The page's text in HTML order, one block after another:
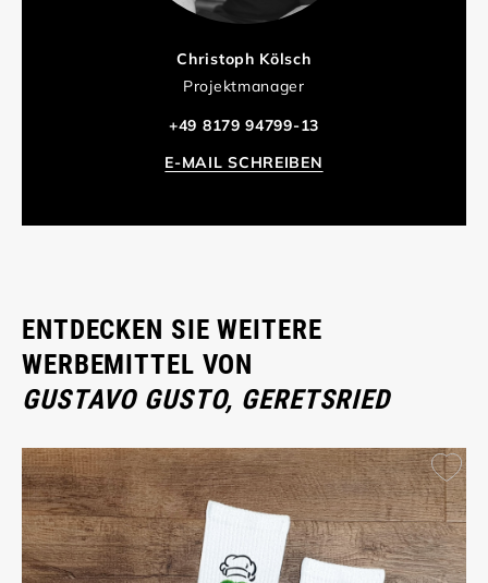
Christoph Kölsch
Projektmanager
+49 8179 94799-13
E-MAIL SCHREIBEN
ENTDECKEN SIE WEITERE
WERBEMITTEL VON
GUSTAVO GUSTO, GERETSRIED